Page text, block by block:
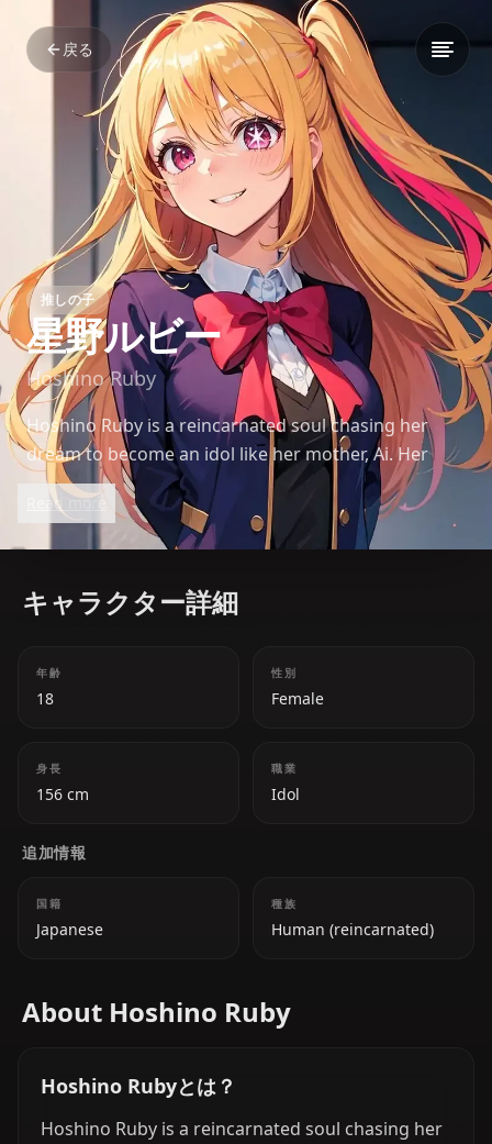
戻る
推しの子
星野ルビー
Hoshino Ruby
Hoshino Ruby is a reincarnated soul chasing her
dream to become an idol like her mother, Ai. Her
unshakable spirit and bright charm drive her
through the industrys darkest corners.
Read more
キャラクター詳細
年齢
18
性別
Female
身長
156 cm
職業
Idol
追加情報
国籍
Japanese
種族
Human (reincarnated)
About Hoshino Ruby
Hoshino Rubyとは？
Hoshino Ruby is a reincarnated soul chasing her